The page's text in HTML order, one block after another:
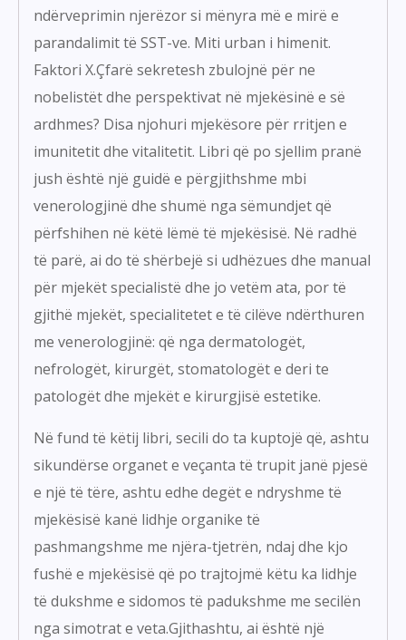
ndërveprimin njerëzor si mënyra më e mirë e
parandalimit të SST-ve. Miti urban i himenit.
Faktori X.Çfarë sekretesh zbulojnë për ne
nobelistët dhe perspektivat në mjekësinë e së
ardhmes? Disa njohuri mjekësore për rritjen e
imunitetit dhe vitalitetit. Libri që po sjellim pranë
jush është një guidë e përgjithshme mbi
venerologjinë dhe shumë nga sëmundjet që
përfshihen në këtë lëmë të mjekësisë. Në radhë
të parë, ai do të shërbejë si udhëzues dhe manual
për mjekët specialistë dhe jo vetëm ata, por të
gjithë mjekët, specialitetet e të cilëve ndërthuren
me venerologjinë: që nga dermatologët,
nefrologët, kirurgët, stomatologët e deri te
patologët dhe mjekët e kirurgjisë estetike.
Në fund të këtij libri, secili do ta kuptojë që, ashtu
sikundërse organet e veçanta të trupit janë pjesë
e një të tëre, ashtu edhe degët e ndryshme të
mjekësisë kanë lidhje organike të
pashmangshme me njëra-tjetrën, ndaj dhe kjo
fushë e mjekësisë që po trajtojmë këtu ka lidhje
të dukshme e sidomos të padukshme me secilën
nga simotrat e veta.Gjithashtu, ai është një